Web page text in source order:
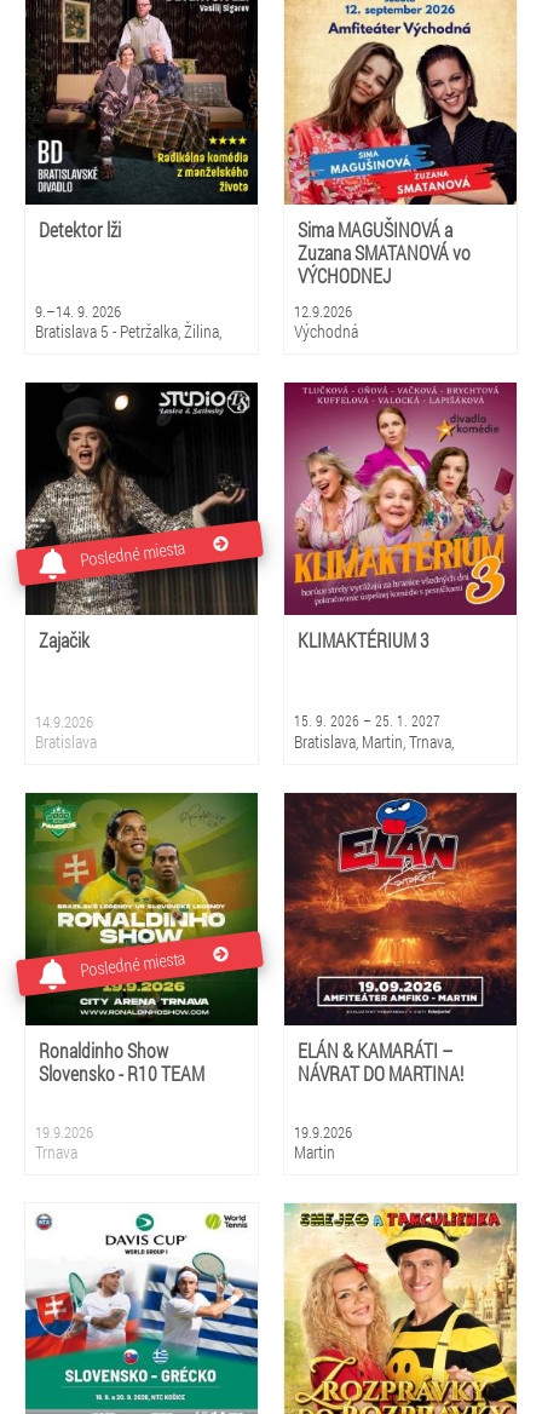
Detektor lži
9.–14. 9. 2026
Bratislava 5 - Petržalka, Žilina,
Sima MAGUŠINOVÁ a
Zuzana SMATANOVÁ vo
VÝCHODNEJ
12.9.2026
Východná
Posledné miesta
Zajačik
14.9.2026
Bratislava
KLIMAKTÉRIUM 3
15. 9. 2026 – 25. 1. 2027
Bratislava, Martin, Trnava,
Mikuláš, Košice, Prešov, Banská
Bystrica, Žilina
Posledné miesta
Ronaldinho Show
Slovensko - R10 TEAM
19.9.2026
Trnava
ELÁN & KAMARÁTI –
NÁVRAT DO MARTINA!
19.9.2026
Martin